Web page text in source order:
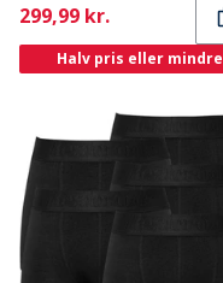
Current
299,99 kr.
Halv pris eller mindre